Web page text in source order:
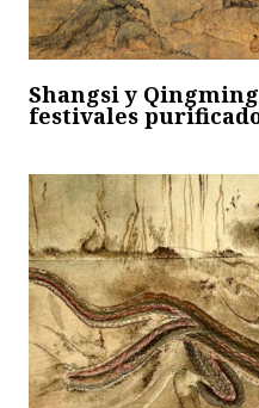
Shangsi y
festivales